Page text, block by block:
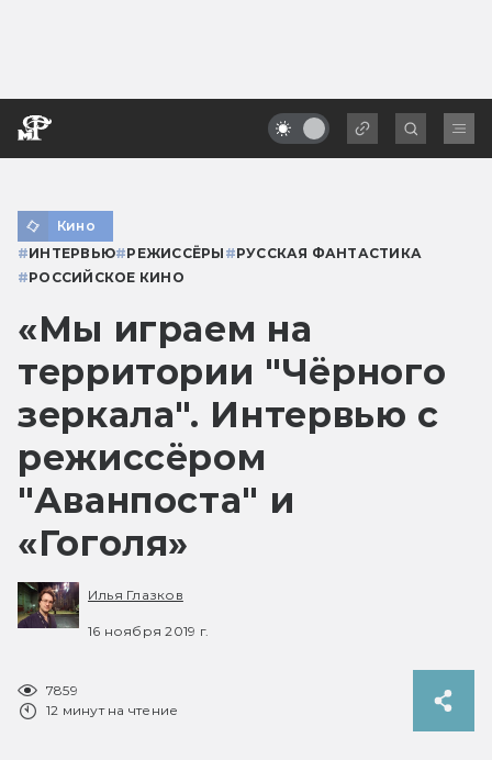
Кино
#ИНТЕРВЬЮ#РЕЖИССЁРЫ #РУССКАЯ ФАНТАСТИКА
#РОССИЙСКОЕ КИНО
«Мы играем на
территории "Чёрного
зеркала". Интервью с
режиссёром
"Аванпоста" и
«Гоголя»
Илья Глазков
16 ноября 2019 г.
7859
12 минут на чтение